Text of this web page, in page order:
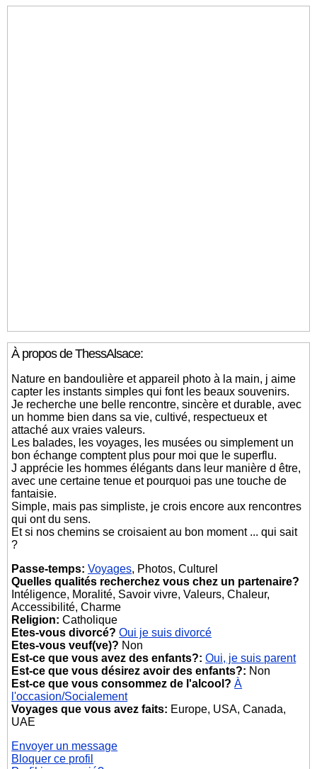
À propos de ThessAlsace:
Nature en bandoulière et appareil photo à la main, j aime
capter les instants simples qui font les beaux souvenirs.
Je recherche une belle rencontre, sincère et durable, avec
un homme bien dans sa vie, cultivé, respectueux et
attaché aux vraies valeurs.
Les balades, les voyages, les musées ou simplement un
bon échange comptent plus pour moi que le superflu.
J apprécie les hommes élégants dans leur manière d être,
avec une certaine tenue et pourquoi pas une touche de
fantaisie.
Simple, mais pas simpliste, je crois encore aux rencontres
qui ont du sens.
Et si nos chemins se croisaient au bon moment ... qui sait
?
Passe-temps: Voyages, Photos, Culturel
Quelles qualités recherchez vous chez un partenaire?
Intéligence, Moralité, Savoir vivre, Valeurs, Chaleur,
Accessibilité, Charme
Religion: Catholique
Etes-vous divorcé? Oui je suis divorcé
Etes-vous veuf(ve)? Non
Est-ce que vous avez des enfants?: Oui, je suis parent
Est-ce que vous désirez avoir des enfants?: Non
Est-ce que vous consommez de l'alcool? À
l'occasion/Socialement
Voyages que vous avez faits: Europe, USA, Canada,
UAE
Envoyer un message
Bloquer ce profil